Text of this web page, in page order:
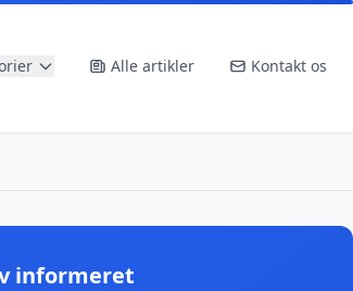
Alle artikler Kontakt os
informeret